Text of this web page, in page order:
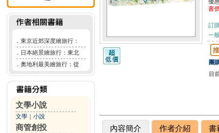
． 東京近郊深度繪旅行：
． 日本絕景繪旅行：東北
． 奧地利最美繪旅行：從
文學小說
文學 小說
商管創投
優
書
訂
一
團
目
內容簡介 作者介紹 書